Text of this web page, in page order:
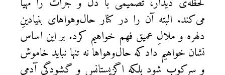
می‌کند. البته آن را در كنار حال‌وهواهای بنيادينِ
دلهره و ملالِ عميق فهم خواهيم كرد. بر اين اساس
نشان خواهیم داد‌كه حال‌وهواها نه تنها نبايد خاموش
و سركوب شود بلكه اگزيستانس و گشودگی آدمی